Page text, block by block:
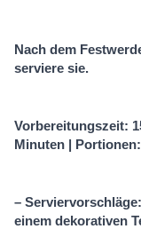
Nach dem
serviere sie.
Vorbereitungszeit:
Minuten |
–
einem dekorativen